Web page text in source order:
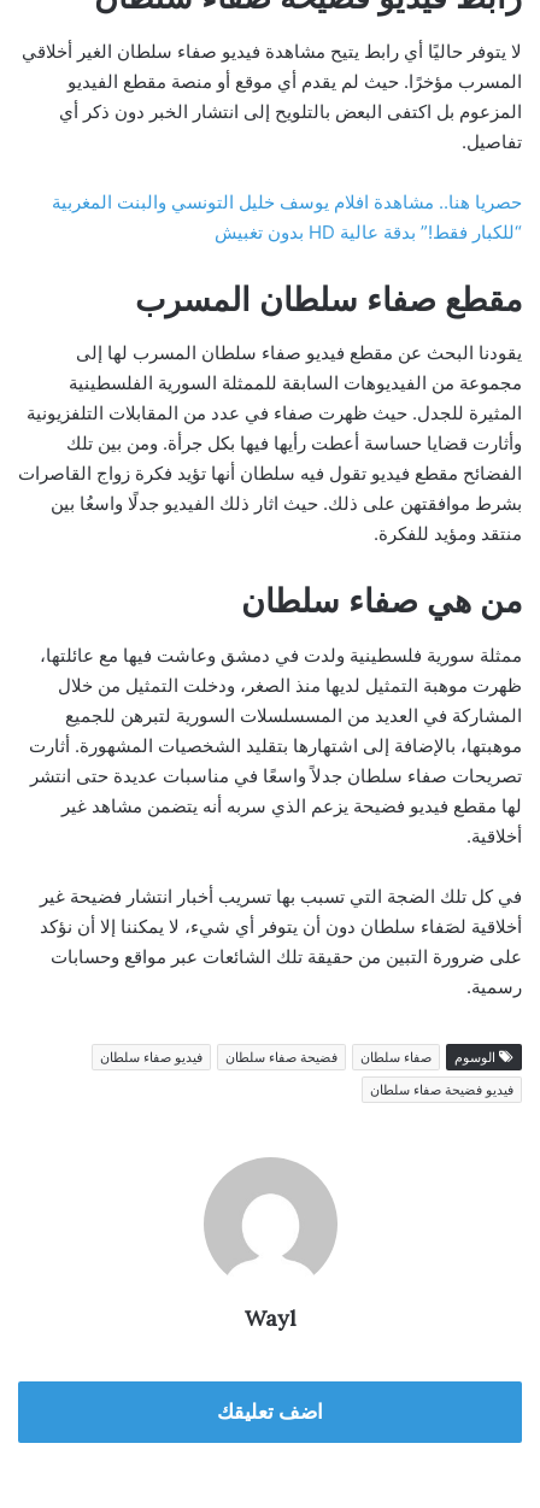
لا يتوفر حاليًا أي رابط يتيح مشاهدة فيديو صفاء سلطان الغير أخلاقي
المسرب مؤخرًا. حيث لم يقدم أي موقع أو منصة مقطع الفيديو
المزعوم بل اكتفى البعض بالتلويح إلى انتشار الخبر دون ذكر أي
تفاصيل.
حصريا هنا.. مشاهدة افلام يوسف خليل التونسي والبنت المغربية
“للكبار فقط!” بدقة عالية HD بدون تغبيش
مقطع صفاء سلطان المسرب
يقودنا البحث عن مقطع فيديو صفاء سلطان المسرب لها إلى
مجموعة من الفيديوهات السابقة للممثلة السورية الفلسطينية
المثيرة للجدل. حيث ظهرت صفاء في عدد من المقابلات التلفزيونية
وأثارت قضايا حساسة أعطت رأيها فيها بكل جرأة. ومن بين تلك
الفضائح مقطع فيديو تقول فيه سلطان أنها تؤيد فكرة زواج القاصرات
بشرط موافقتهن على ذلك. حيث اثار ذلك الفيديو جدلًا واسعُا بين
منتقد ومؤيد للفكرة.
من هي صفاء سلطان
ممثلة سورية فلسطينية ولدت في دمشق وعاشت فيها مع عائلتها،
ظهرت موهبة التمثيل لديها منذ الصغر، ودخلت التمثيل من خلال
المشاركة في العديد من المسسلسلات السورية لتبرهن للجميع
موهبتها، بالإضافة إلى اشتهارها بتقليد الشخصيات المشهورة. أثارت
تصريحات صفاء سلطان جدلاً واسعًا في مناسبات عديدة حتى انتشر
لها مقطع فيديو فضيحة يزعم الذي سربه أنه يتضمن مشاهد غير
أخلاقية.
في كل تلك الضجة التي تسبب بها تسريب أخبار انتشار فضيحة غير
أخلاقية لصَفاء سلطان دون أن يتوفر أي شيء، لا يمكننا إلا أن نؤكد
على ضرورة التبين من حقيقة تلك الشائعات عبر مواقع وحسابات
رسمية.
الوسوم صفاء سلطان فضيحة صفاء سلطان
فيديو صفاء سلطان
فيديو فضيحة صفاء سلطان
Wayl
اضف تعليقك